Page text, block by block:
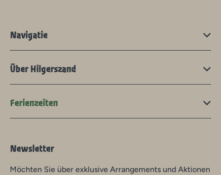
Navigatie
Über Hilgerszand
Ferienzeiten
Newsletter
Möchten Sie über exklusive Arrangements und Aktionen